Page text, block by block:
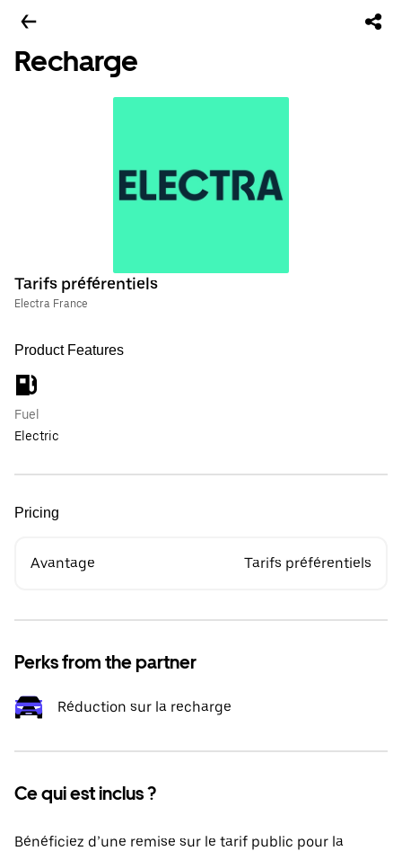
Recharge
Tarifs préférentiels
Electra France
Product Features
Fuel
Electric
Pricing
Avantage Tarifs préférentiels
Perks from the partner
Réduction sur la recharge
Ce qui est inclus ?
Bénéficiez d’une remise sur le tarif public pour la